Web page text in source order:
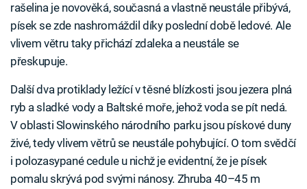
rašelina je novověká, současná a vlastně neustále přibývá,
písek se zde nashromáždil díky poslední době ledové. Ale
vlivem větru taky přichází zdaleka a neustále se
přeskupuje.
Další dva protiklady ležící v těsné blízkosti jsou jezera plná
ryb a sladké vody a Baltské moře, jehož voda se pít nedá.
V oblasti Slowinského národního parku jsou pískové duny
živé, tedy vlivem větrů se neustále pohybující. O tom svědčí
i polozasypané cedule u nichž je evidentní, že je písek
pomalu skrývá pod svými nánosy. Zhruba 40–45 m